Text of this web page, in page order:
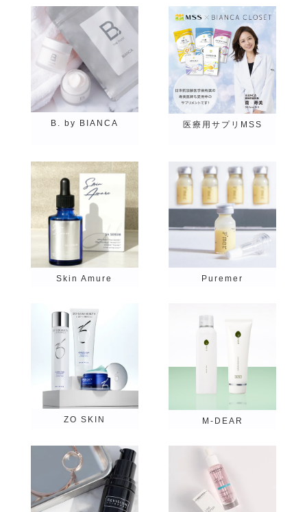
SOLPRO dr365
Perspirex B.by BIANCA Puremer
Pureasy plusRESTORE
BoLCA＋
B. by BIANCA 医療用サプリMSS
Skin Amure Puremer
ZO SKIN M-DEAR